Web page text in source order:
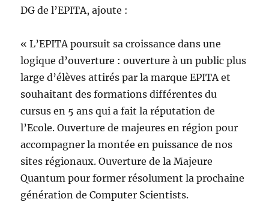
DG de l’EPITA, ajoute :
« L’EPITA poursuit sa croissance dans une
logique d’ouverture : ouverture à un public plus
large d’élèves attirés par la marque EPITA et
souhaitant des formations différentes du
cursus en 5 ans qui a fait la réputation de
l’Ecole. Ouverture de majeures en région pour
accompagner la montée en puissance de nos
sites régionaux. Ouverture de la Majeure
Quantum pour former résolument la prochaine
génération de Computer Scientists.